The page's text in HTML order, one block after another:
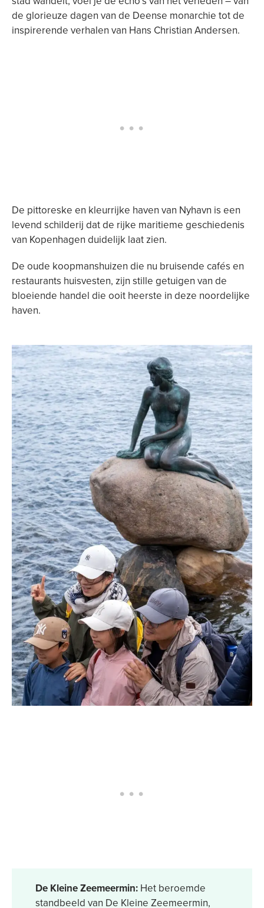
de glorieuze dagen van de Deense monarchie tot de
inspirerende verhalen van Hans Christian Andersen.
De pittoreske en kleurrijke haven van Nyhavn is een
levend schilderij dat de rijke maritieme geschiedenis
van Kopenhagen duidelijk laat zien.
De oude koopmanshuizen die nu bruisende cafés en
restaurants huisvesten, zijn stille getuigen van de
bloeiende handel die ooit heerste in deze noordelijke
haven.
De Kleine Zeemeermin: Het beroemde
standbeeld van De Kleine Zeemeermin,